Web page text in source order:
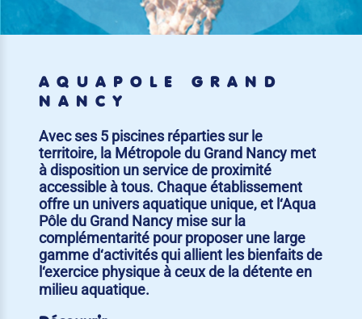
AQUAPÔLE GRAND
NANCY
Avec ses 5 piscines réparties sur le
territoire, la Métropole du Grand Nancy met
à disposition un service de proximité
accessible à tous. Chaque établissement
offre un univers aquatique unique, et l‘Aqua
Pôle du Grand Nancy mise sur la
complémentarité pour proposer une large
gamme d‘activités qui allient les bienfaits de
l‘exercice physique à ceux de la détente en
milieu aquatique.